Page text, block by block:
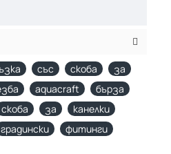
със скоба
за
aquacraft
бърза
скоба за
кaнелки
градински фитинги